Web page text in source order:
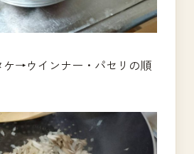
→ウインナー・パセリの順